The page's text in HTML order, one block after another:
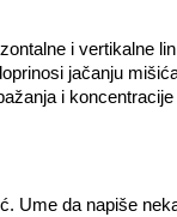
i vertikalne
jačanju
i
Ume da napiše